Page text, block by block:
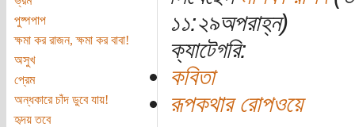
পুষ্পপাপ
ক্ষমা কর রাজন, ক্ষমা কর বাবা!
অসুখ
প্রেম
অন্ধকারে চাঁদ ডুবে যায়!
হৃদয় তবে
১১:২৯অপরাহ্ন)
ক্যাটেগরি:
কবিতা
রূপকথার রোপওয়ে